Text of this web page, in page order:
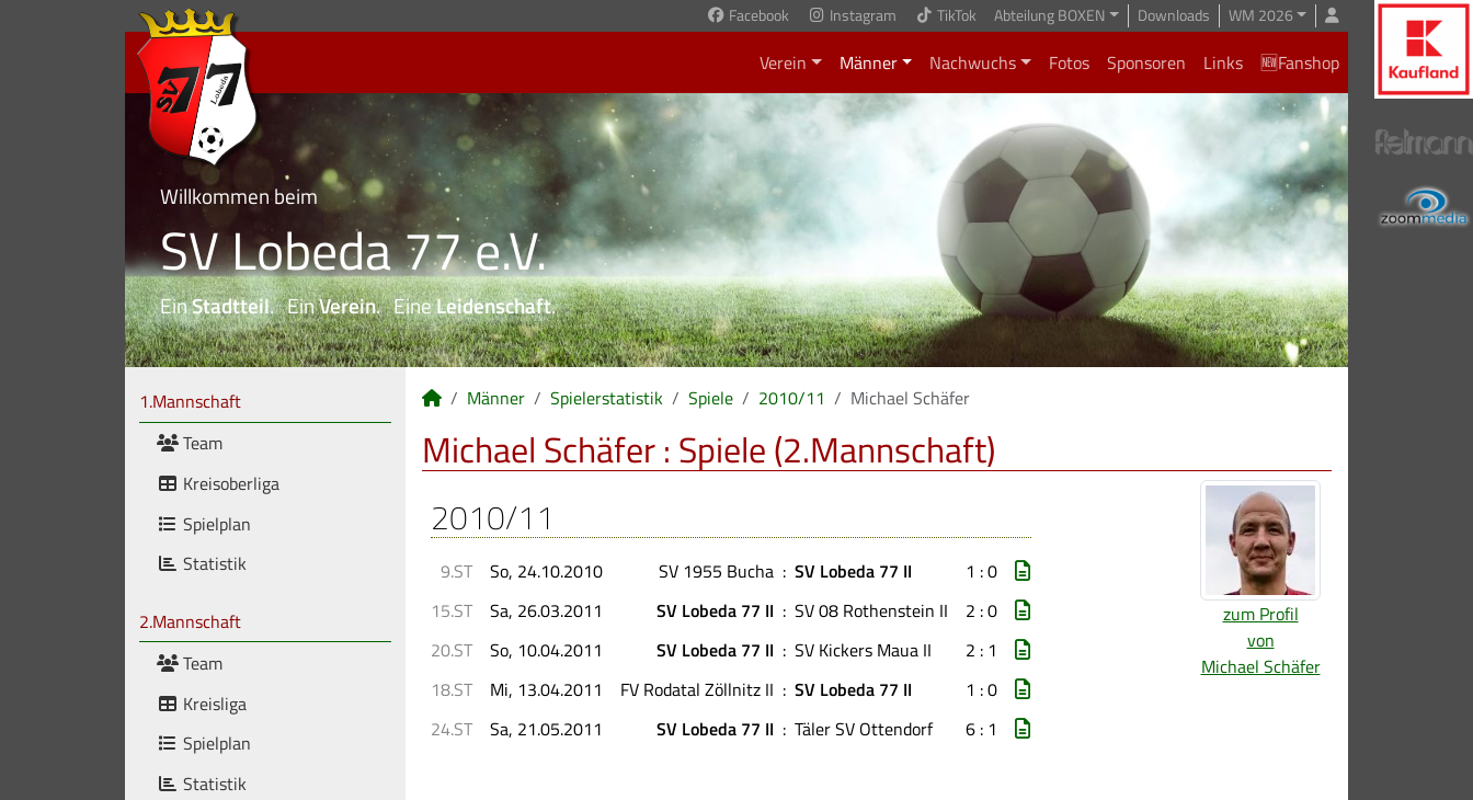
Facebook Instagram TikTok Abteilung BOXEN Downloads WM 2026
Verein Männer Nachwuchs Fotos Sponsoren Links 🆕Fanshop
Willkommen beim
SV Lobeda 77 e.V.
EinStadtteil. EinVerein. EineLeidenschaft.
1.Mannschaft
Team
Kreisoberliga
Spielplan
Statistik
2.Mannschaft
Team
Kreisliga
Spielplan
Statistik
Männer Spielerstatistik Spiele 2010/11 Michael Schäfer
Michael Schäfer : Spiele (2.Mannschaft)
zum Profil
von
Michael Schäfer
2010/11
9.ST So, 24.10.2010 SV 1955 Bucha : SV Lobeda 77 II
1 : 0
15.ST
Sa, 26.03.2011 SV Lobeda 77 II : SV 08 Rothenstein II
2 : 0
20.ST
So, 10.04.2011 SV Lobeda 77 II : SV Kickers Maua II
2 : 1
18.ST
Mi, 13.04.2011 FV Rodatal Zöllnitz II : SV Lobeda 77 II
1 : 0
24.ST
Sa, 21.05.2011 SV Lobeda 77 II : Täler SV Ottendorf 6 : 1